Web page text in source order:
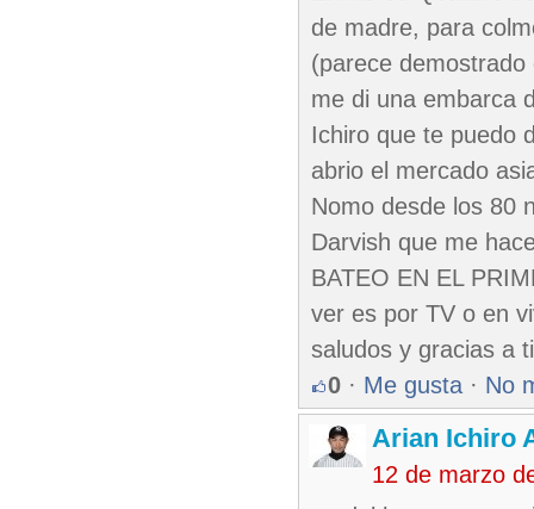
de madre, para
(parece
me di una embarca
Ichiro que te puedo
abrio el mercado
Nomo desde los 80
Darvish que me
BATEO EN EL
ver es por TV o en
saludos y gracias a
0 · Me gusta · No
Arian Ichiro
12 de marzo